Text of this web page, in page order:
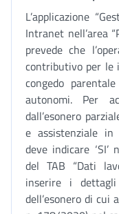
L’applicazione
Intranet nell’area
prevede che
contributivo per le
congedo
autonomi. Per
dall’esonero
e assistenziale
deve indicare ‘SI’
del TAB “Dati
inserire i dettagli
dell’esonero di cui